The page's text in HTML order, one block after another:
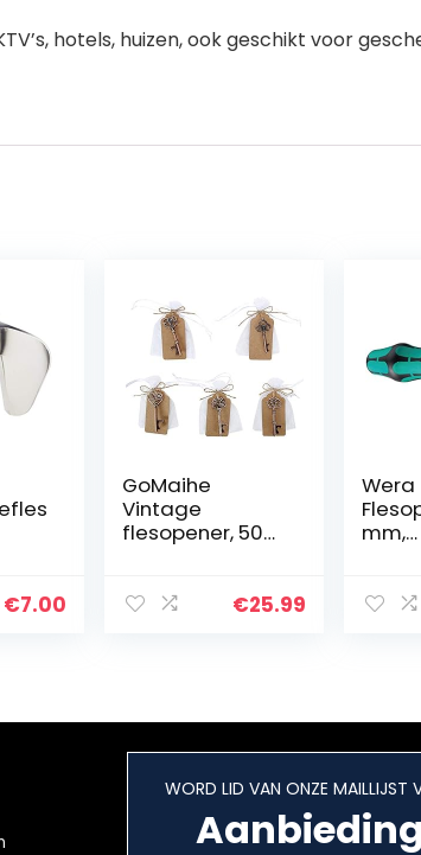
hotels, huizen, ook geschikt voor
€7.00
GoMaihe
Vintage
flesopener, 50
doe-het-zelf
huwelijksgesche
nken, voor
decoratie voor
hotel, bar, feest,
€25.99
Wera
mm,
WORD LID VAN ONZE MAILLIJST